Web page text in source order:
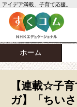
アイデア満載、子育て応援。
ホーム
【連載☆子
ガ】「ちい